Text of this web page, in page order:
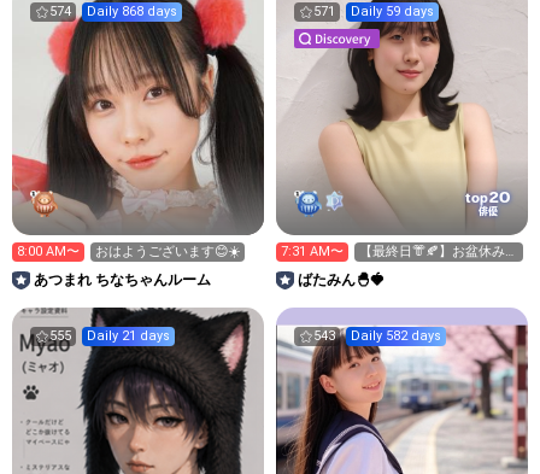
574 Daily 868 days
8:00 AM〜 おはようございます😊☀️
あつまれ ちなちゃんルーム
571 Daily 59 days
top20
俳優
7:31 AM〜
【最終日👘🍂】お盆休みは
なにしますか？
ばたみん🐣🍓
555 Daily 21 days 543 Daily 582 days